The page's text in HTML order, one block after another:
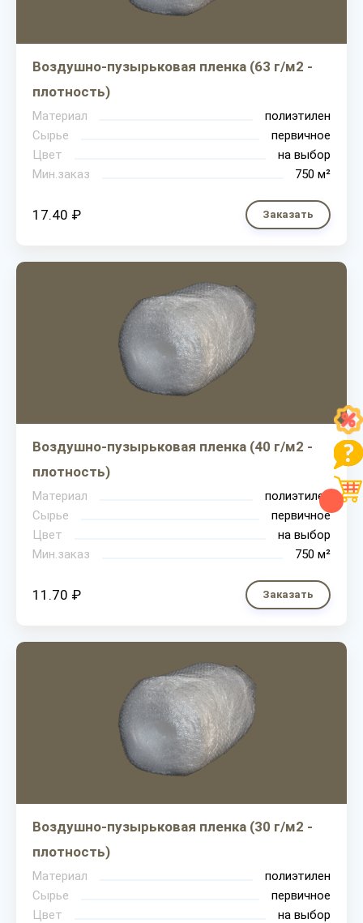
Воздушно-пузырьковая пленка (63 г/м2 -
плотность)
Материал
полиэтилен
Сырье
первичное
Цвет
на выбор
Мин.заказ
750 м²
17.40 ₽ Заказать
Воздушно-пузырьковая пленка (40 г/м2 -
плотность)
Материал
полиэтилен
Сырье
первичное
Цвет
на выбор
Мин.заказ
750 м²
11.70 ₽ Заказать
Воздушно-пузырьковая пленка (30 г/м2 -
плотность)
Материал
полиэтилен
Сырье
первичное
Цвет
на выбор